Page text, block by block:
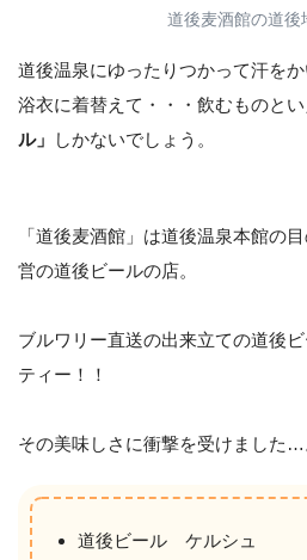
道後麦酒館の道後
道後温泉にゆったりつかって汗を
浴衣に着替えて・・・飲むものと
ル」
しかないでしょう。
「道後麦酒館」は道後温泉本館の
営の道後ビールの店。
ブルワリー直送の出来立ての道後
ティー！！
その美味しさに衝撃を受けました…
道後ビール ケルシュ